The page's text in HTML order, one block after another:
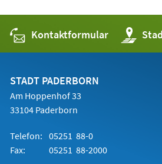
Kontaktformular (Öffnet
in
einem
STADT PADERBORN
Am Hoppenhof 33
33104 Paderborn
Telefon: 05251 88-0
Fax:
05251 88-2000